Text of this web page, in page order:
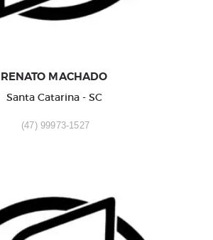
RENATO MACHADO
Santa Catarina - SC
(47) 99973-1527